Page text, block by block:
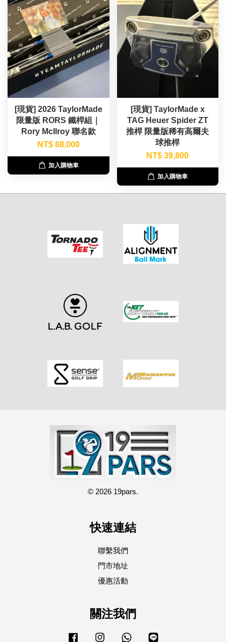
[現貨] 2026 TaylorMade
限量版 RORS 鐵桿組｜
Rory McIlroy 聯名款
NT$ 88,000
加入購物車
[現貨] TaylorMade x
TAG Heuer Spider ZT
推桿 限量版稀有高爾夫
球推桿
NT$ 39,800
加入購物車
© 2026 19pars.
快速連結
聯繫我們
門市地址
優惠活動
關注我們
Facebook Instagram Whatsapp